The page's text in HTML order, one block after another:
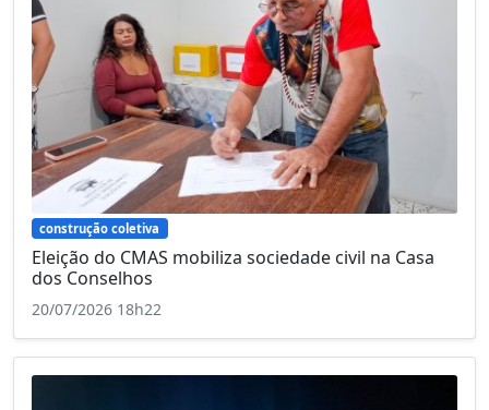
construção coletiva
Eleição do CMAS mobiliza sociedade civil na Casa
dos Conselhos
20/07/2026 18h22